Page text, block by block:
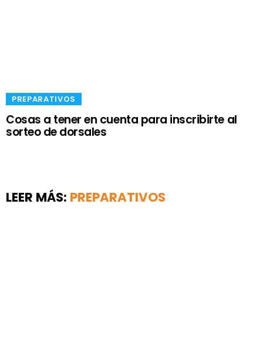
​PREPARATIVOS
Cosas a tener en cuenta para inscribirte al
sorteo de dorsales
LEER MÁS: ​PREPARATIVOS